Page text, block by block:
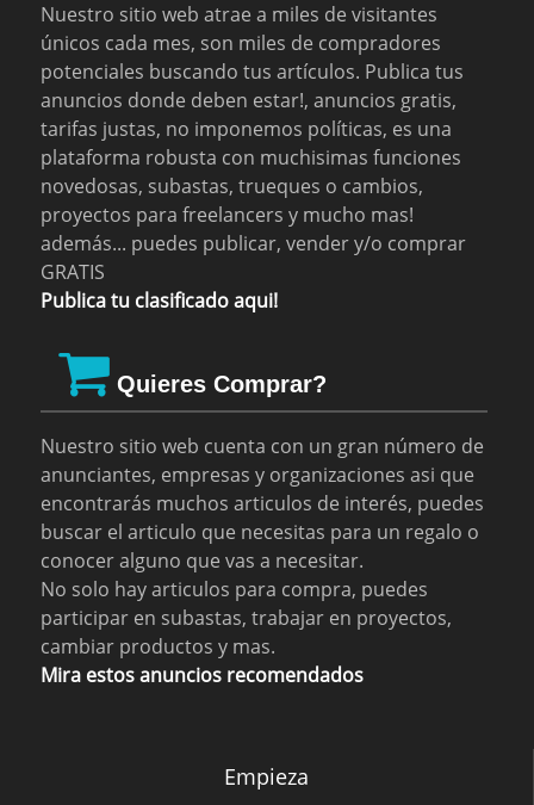
Nuestro sitio web atrae a miles de visitantes
únicos cada mes, son miles de compradores
potenciales buscando tus artículos. Publica tus
anuncios donde deben estar!, anuncios gratis,
tarifas justas, no imponemos políticas, es una
plataforma robusta con muchisimas funciones
novedosas, subastas, trueques o cambios,
proyectos para freelancers y mucho mas!
además... puedes publicar, vender y/o comprar
GRATIS
Publica tu clasificado aqui!
Quieres Comprar?
Nuestro sitio web cuenta con un gran número de
anunciantes, empresas y organizaciones asi que
encontrarás muchos articulos de interés, puedes
buscar el articulo que necesitas para un regalo o
conocer alguno que vas a necesitar.
No solo hay articulos para compra, puedes
participar en subastas, trabajar en proyectos,
cambiar productos y mas.
Mira estos anuncios recomendados
Empieza